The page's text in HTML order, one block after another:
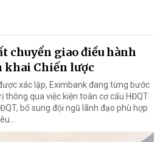
chuyển giao điều hành
Chiến lược
xác lập, Eximbank đang từng bước
thông qua việc kiện toàn cơ cấu HĐQT
bổ sung đội ngũ lãnh đạo phù hợp